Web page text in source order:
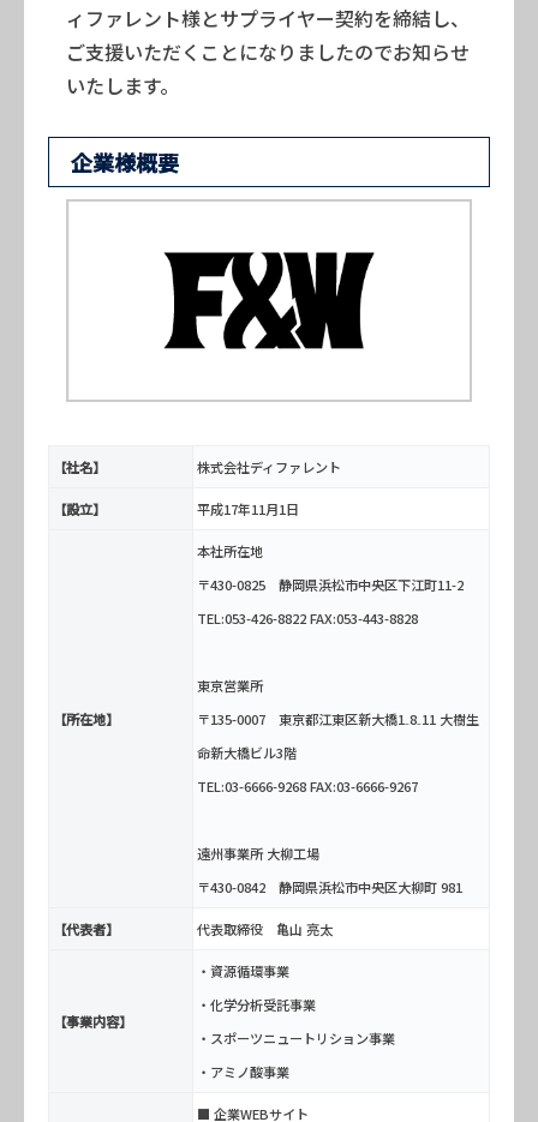
ィファレント様とサプライヤー契約を締結し、
ご支援いただくことになりましたのでお知らせ
いたします。
企業様概要
【社名】 株式会社ディファレント
【設立】 平成17年11月1日
【所在地】
本社所在地
〒430-0825 静岡県浜松市中央区下江町11-2
TEL:053-426-8822 FAX:053-443-8828
東京営業所
〒135-0007 東京都江東区新大橋1₋8₋11 大樹生
命新大橋ビル3階
TEL:03-6666-9268 FAX:03-6666-9267
遠州事業所 大柳工場
〒430-0842 静岡県浜松市中央区大柳町 981
【代表者】 代表取締役 亀山 亮太
【事業内容】
・資源循環事業
・化学分析受託事業
・スポーツニュートリション事業
・アミノ酸事業
■ 企業WEBサイト